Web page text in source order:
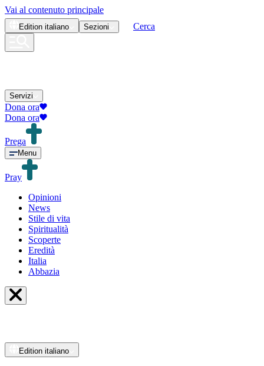
Vai al contenuto principale
Edition italiano Sezioni Cerca
Servizi
Dona ora
Dona ora
Prega
Menu
Pray
Opinioni
News
Stile di vita
Spiritualità
Scoperte
Eredità
Italia
Abbazia
Edition italiano